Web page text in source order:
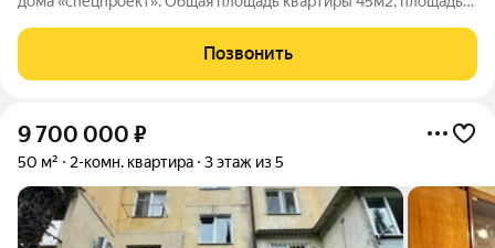
раздельные, сан.узел совмещен, из кухни выходит
остекленная лоджия. Дом
Позвонить
9 700 000 ₽
50 м² 2-комн. квартира 3 этаж из 5